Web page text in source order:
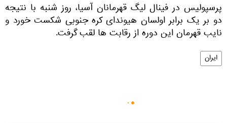
پرسپولیس در فینال لیگ قهرمانان آسیا، روز شنبه با نتیجه
دو بر یک برابر اولسان هیوندای کره جنوبی شکست خورد و
نایب قهرمان این دوره از رقابت ‌ها لقب گرفت.
ایران